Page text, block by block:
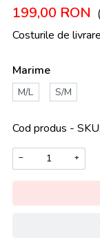
199,00 RON
Costurile de
Marime
M/L S/M
Cod produs - SKU
− +